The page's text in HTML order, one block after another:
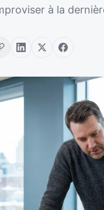
à la